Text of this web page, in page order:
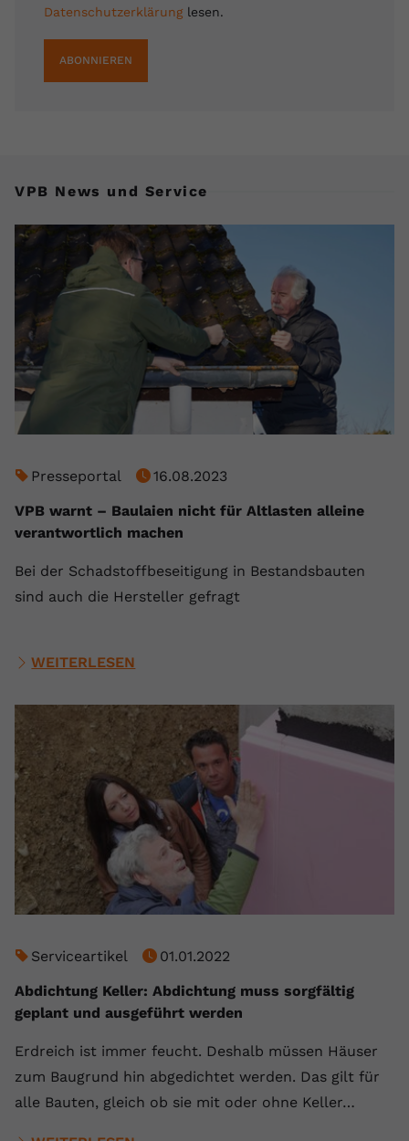
Datenschutzerklärunglesen.
ABONNIEREN
VPB News und Service
Presseportal
16.08.2023
VPB warnt – Baulaien nicht für Altlasten alleine
verantwortlich machen
Bei der Schadstoffbeseitigung in Bestandsbauten
sind auch die Hersteller gefragt
WEITERLESEN
Serviceartikel
01.01.2022
Abdichtung Keller: Abdichtung muss sorgfältig
geplant und ausgeführt werden
Erdreich ist immer feucht. Deshalb müssen Häuser
zum Baugrund hin abgedichtet werden. Das gilt für
alle Bauten, gleich ob sie mit oder ohne Keller…
registriert eine eindeutige ID, um
Zweck
YouTube setzt diesen Cookie, um die
Videopräferenzen des Nutzers zu
speichern, der eingebettete YouTube-
Videos verwendet.